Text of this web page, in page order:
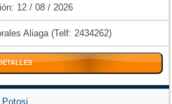
12 / 08 / 2026
Aliaga (Telf: 2434262)
Potosi